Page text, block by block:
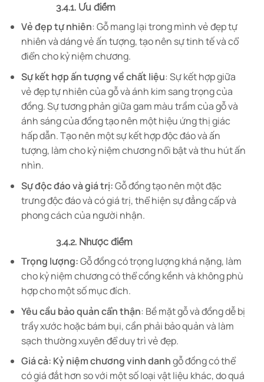
3.4.1. Ưu điểm
Vẻ đẹp tự nhiên: Gỗ mang lại trong mình vẻ đẹp tự
nhiên và dáng vẻ ấn tượng, tạo nên sự tinh tế và cổ
điển cho kỷ niệm chương.
Sự kết hợp ấn tượng về chất liệu: Sự kết hợp giữa
vẻ đẹp tự nhiên của gỗ và ánh kim sang trọng của
đồng. Sự tương phản giữa gam màu trầm của gỗ và
ánh sáng của đồng tạo nên một hiệu ứng thị giác
hấp dẫn. Tạo nên một sự kết hợp độc đáo và ấn
tượng, làm cho kỷ niệm chương nổi bật và thu hút ấn
nhìn.
Sự độc đáo và giá trị:Gỗ đồng tạo nên một đặc
trưng độc đáo và có giá trị, thể hiện sự đẳng cấp và
phong cách của người nhận.
3.4.2. Nhược điểm
Trọng lượng:Gỗ đồng có trọng lượng khá nặng, làm
cho kỷ niệm chương có thể cồng kềnh và không phù
hợp cho một số mục đích.
Yêu cầu bảo quản cẩn thận: Bề mặt gỗ và đồng dễ bị
trầy xước hoặc bám bụi, cần phải bảo quản và làm
sạch thường xuyên để duy trì vẻ đẹp.
Giá cả: Kỷ niệm chương vinh danhgỗ đồng có thể
có giá đắt hơn so với một số loại vật liệu khác, do quá